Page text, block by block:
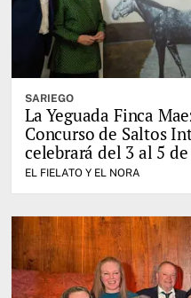
SARIEGO
La Yeguada Finca
Concurso de Saltos
celebrará del 3 al 5
EL FIELATO Y EL NORA